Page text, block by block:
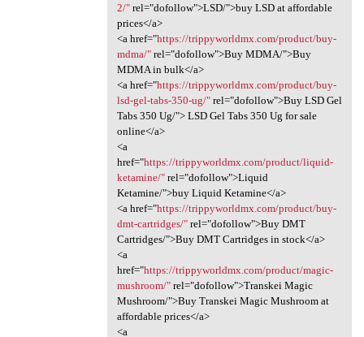
2/"rel="dofollow">LSD/">buy LSD at affordable
prices</a>
<a href="https://trippyworldmx.com/product/buy-
mdma/"rel="dofollow">Buy MDMA/">Buy
MDMA in bulk</a>
<a href="https://trippyworldmx.com/product/buy-
lsd-gel-tabs-350-ug/"rel="dofollow">Buy LSD Gel
Tabs 350 Ug/"> LSD Gel Tabs 350 Ug for sale
online</a>
<a
href="https://trippyworldmx.com/product/liquid-
ketamine/"rel="dofollow">Liquid
Ketamine/">buy Liquid Ketamine</a>
<a href="https://trippyworldmx.com/product/buy-
dmt-cartridges/"rel="dofollow">Buy DMT
Cartridges/">Buy DMT Cartridges in stock</a>
<a
href="https://trippyworldmx.com/product/magic-
mushroom/"rel="dofollow">Transkei Magic
Mushroom/">Buy Transkei Magic Mushroom at
affordable prices</a>
<a